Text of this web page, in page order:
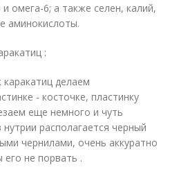
омега-6; а также селен, калий,
аминокислоты.
:
делаем
- косточке, пластинку
еще немного и чуть
располагается черный
чернилами, очень аккуратно
не порвать .